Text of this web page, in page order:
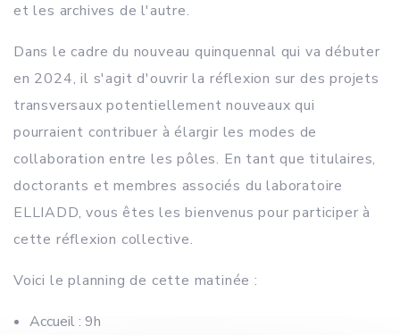
et les archives de l'autre.
Dans le cadre du nouveau quinquennal qui va débuter
en 2024, il s'agit d'ouvrir la réflexion sur des projets
transversaux potentiellement nouveaux qui
pourraient contribuer à élargir les modes de
collaboration entre les pôles. En tant que titulaires,
doctorants et membres associés du laboratoire
ELLIADD, vous êtes les bienvenus pour participer à
cette réflexion collective.
Voici le planning de cette matinée :
Accueil : 9h